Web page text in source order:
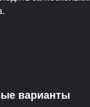
варианты